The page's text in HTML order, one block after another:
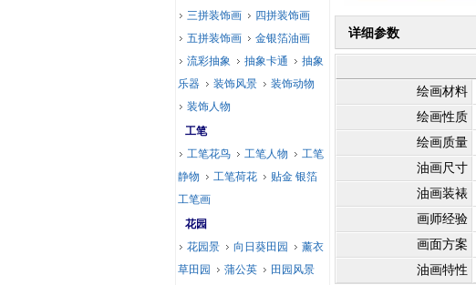
详细参数
绘画材料
绘画性质
绘画质量
油画尺寸
油画装裱
画师经验
画面方案
油画特性
三拼装饰画
四拼装饰画
五拼装饰画
金银箔油画
流彩抽象
抽象卡通
抽象
乐器
装饰风景
装饰动物
装饰人物
工笔
工笔花鸟
工笔人物
工笔
静物
工笔荷花
贴金 银箔
工笔画
花园
花园景
向日葵田园
薰衣
草田园
蒲公英
田园风景